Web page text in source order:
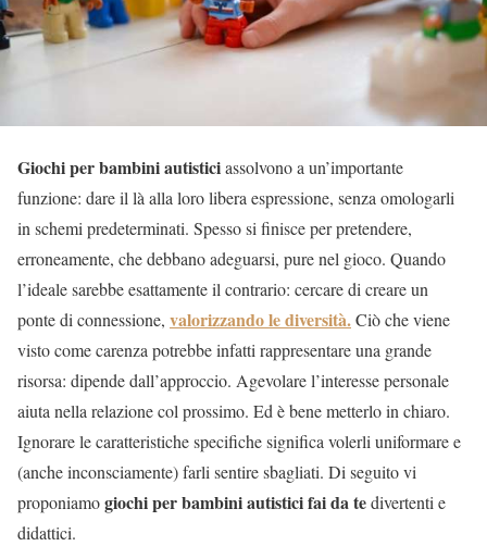
Giochi per bambini autisticiassolvono a un’importante
funzione: dare il là alla loro libera espressione, senza omologarli
in schemi predeterminati. Spesso si finisce per pretendere,
erroneamente, che debbano adeguarsi, pure nel gioco. Quando
l’ideale sarebbe esattamente il contrario: cercare di creare un
ponte di connessione, valorizzando le diversità.Ciò che viene
visto come carenza potrebbe infatti rappresentare una grande
risorsa: dipende dall’approccio. Agevolare l’interesse personale
aiuta nella relazione col prossimo. Ed è bene metterlo in chiaro.
Ignorare le caratteristiche specifiche significa volerli uniformare e
(anche inconsciamente) farli sentire sbagliati. Di seguito vi
proponiamogiochi per bambini autistici fai da tedivertenti e
didattici.